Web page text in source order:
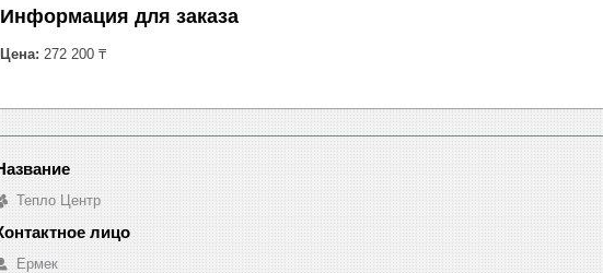
Информация для заказа
Цена: 272 200 ₸
Тепло Центр
Ермек